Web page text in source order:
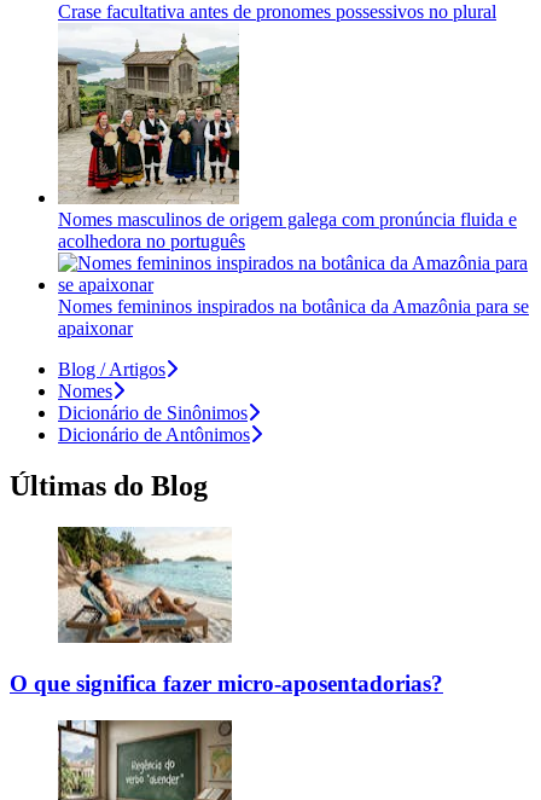
Crase facultativa antes de pronomes possessivos no plural
Nomes masculinos de origem galega com pronúncia fluida e
acolhedora no português
Nomes femininos inspirados na botânica da Amazônia para se
apaixonar
Blog / Artigos
Nomes
Dicionário de Sinônimos
Dicionário de Antônimos
Últimas do Blog
O que significa fazer micro-aposentadorias?